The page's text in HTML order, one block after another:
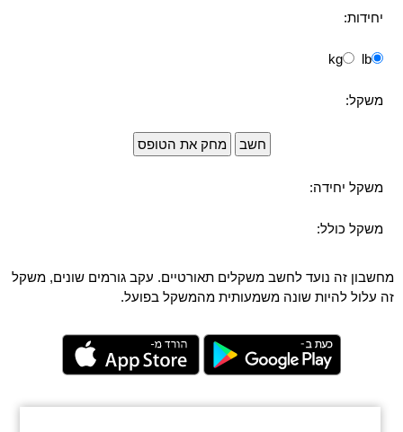
יחידות:
משקל:
משקל יחידה:
משקל כולל:
מחשבון זה נועד לחשב משקלים תאורטיים. עקב גורמים שונים, משקל
זה עלול להיות שונה משמעותית מהמשקל בפועל.